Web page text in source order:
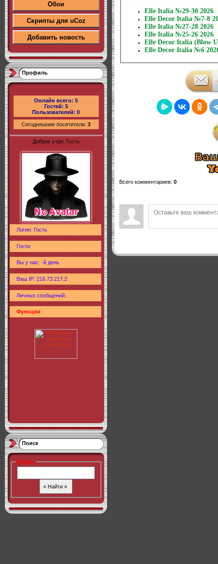
Обои
Скрипты для uCoz
Добавить новость
Профиль
Онлайн всего: 5
Гостей: 5
Пользователей: 0
Сегодняшние посетители: 3
Доброе утро, Гость
Логин: Гость
Гости
Вы у нас: -й день
Ваш IP: 216.73.217.2
Личных сообщений:
Функции
Поиск
Поиск:
Elle Italia №29-30 2026
Elle Decor Italia №7-8
Elle Italia №27-28 2026
Elle Italia №25-26 2026
Elle Decor Italia (Blow
Elle Decor Italia №6
Всего комментариев: 0